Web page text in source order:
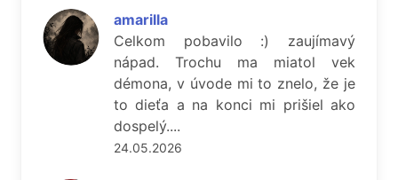
amarilla
Celkom pobavilo :) zaujímavý
nápad. Trochu ma miatol vek
démona, v úvode mi to znelo, že je
to dieťa a na konci mi prišiel ako
dospelý....
24.05.2026